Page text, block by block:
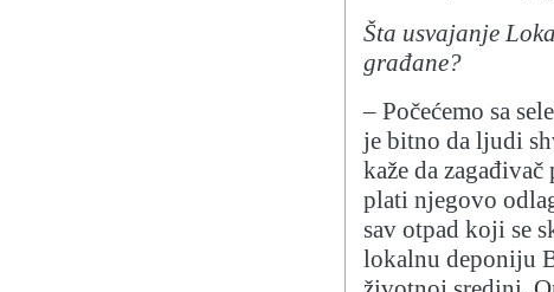
Šta usvajanje
građane?
– Počećemo sa
je bitno da ljudi
kaže da
plati njegovo
sav otpad koji se
lokalnu deponiju